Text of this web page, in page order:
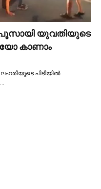
യുവതിയുടെ
കാണാം
പിടിയില്‍